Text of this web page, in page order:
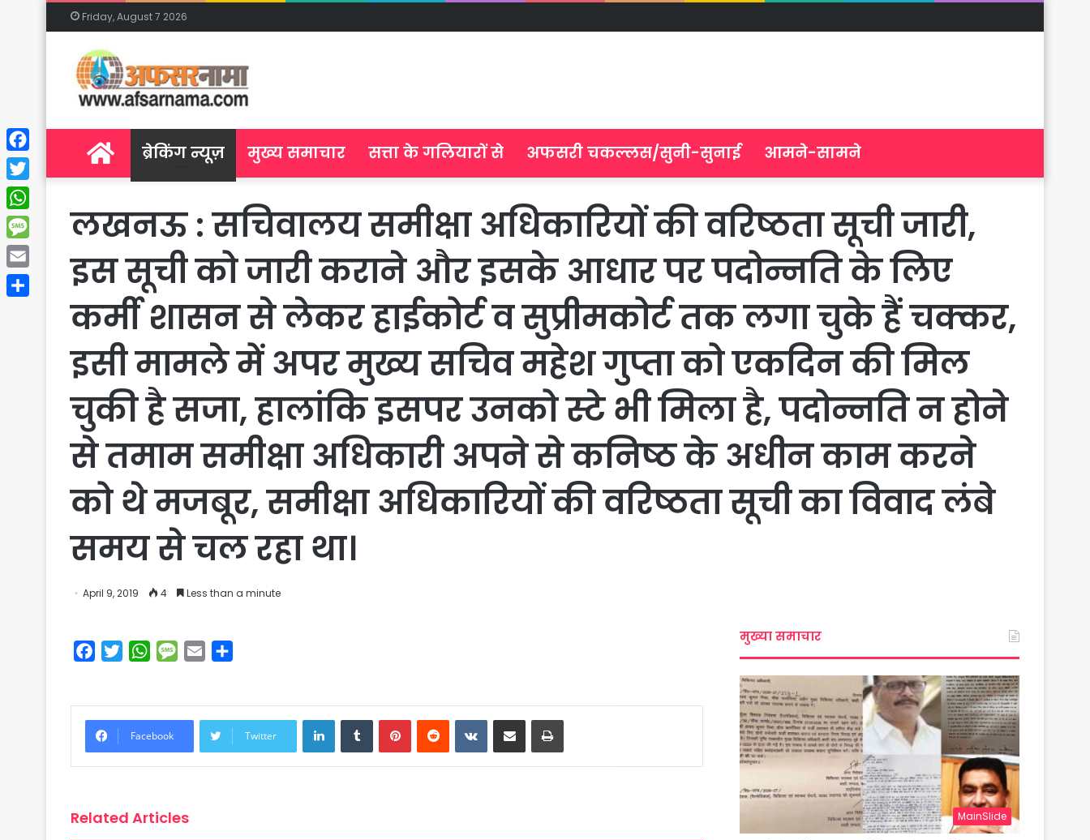
Friday, August 7 2026
Homeब्रेकिंग न्यूज़ मुख्य समाचार सत्ता के गलियारों से अफसरी चकल्लस/सुनी-सुनाई आमने-सामने
लखनऊ : सचिवालय समीक्षा अधिकारियों की वरिष्ठता सूची जारी,
इस सूची को जारी कराने और इसके आधार पर पदोन्नति के लिए
कर्मी शासन से लेकर हाईकोर्ट व सुप्रीमकोर्ट तक लगा चुके हैं चक्कर,
इसी मामले में अपर मुख्य सचिव महेश गुप्ता को एकदिन की मिल
चुकी है सजा, हालांकि इसपर उनको स्टे भी मिला है, पदोन्नति न होने
से तमाम समीक्षा अधिकारी अपने से कनिष्ठ के अधीन काम करने
को थे मजबूर, समीक्षा अधिकारियों की वरिष्ठता सूची का विवाद लंबे
समय से चल रहा था।
April 9, 2019 4 Less than a minute
b
o
e
W
s
A
M
g
Facebook Twitter
LinkedInTumblrPinterestReddit VKontakte
Share via Email Print
Related Articles
मुख्या समाचार
MainSlide
Facebook
Twitter
WhatsApp
Message
Email